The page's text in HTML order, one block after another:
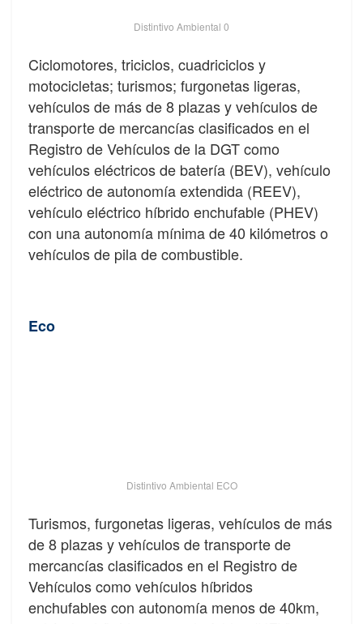
Distintivo Ambiental 0
Ciclomotores, triciclos, cuadriciclos y
motocicletas; turismos; furgonetas ligeras,
vehículos de más de 8 plazas y vehículos de
transporte de mercancías clasificados en el
Registro de Vehículos de la DGT como
vehículos eléctricos de batería (BEV), vehículo
eléctrico de autonomía extendida (REEV),
vehículo eléctrico híbrido enchufable (PHEV)
con una autonomía mínima de 40 kilómetros o
vehículos de pila de combustible.
Eco
Distintivo Ambiental ECO
Turismos, furgonetas ligeras, vehículos de más
de 8 plazas y vehículos de transporte de
mercancías clasificados en el Registro de
Vehículos como vehículos híbridos
enchufables con autonomía menos de 40km,